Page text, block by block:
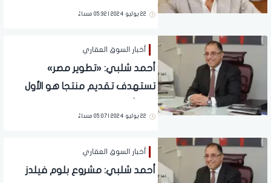
22 يوليو 2024 | 05:32 مساءً
أخبار السوق العقاري
أحمد شلبي: «تطوير مصر»
تستهدف تقديم منتجا هو الأول
22 يوليو 2024 | 05:07 مساءً
أخبار السوق العقاري
أحمد شلبي: مشروع بلوم فيلدز